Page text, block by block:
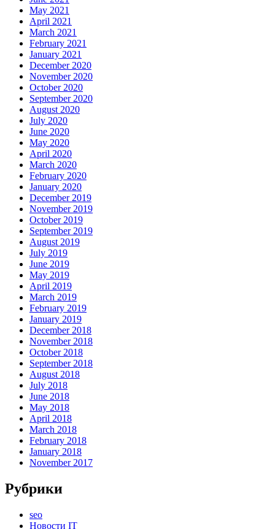
May 2021
April 2021
March 2021
February 2021
January 2021
December 2020
November 2020
October 2020
September 2020
August 2020
July 2020
June 2020
May 2020
April 2020
March 2020
February 2020
January 2020
December 2019
November 2019
October 2019
September 2019
August 2019
July 2019
June 2019
May 2019
April 2019
March 2019
February 2019
January 2019
December 2018
November 2018
October 2018
September 2018
August 2018
July 2018
June 2018
May 2018
April 2018
March 2018
February 2018
January 2018
November 2017
Рубрики
seo
Новости IT